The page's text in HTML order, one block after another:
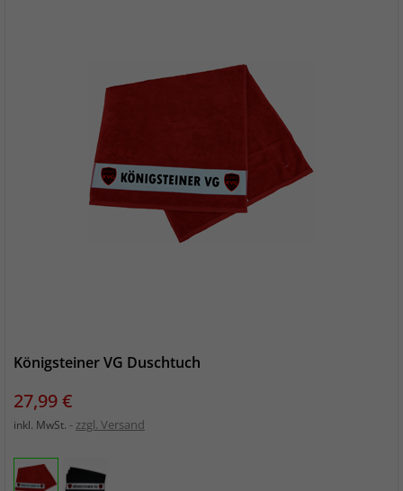
Königsteiner VG Duschtuch
Preis
27,99 €
inkl. MwSt. zzgl. Versand